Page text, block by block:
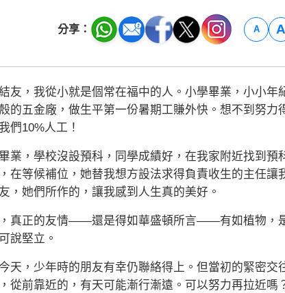
分享： A A
，我從小就是個常在福中的人。小學畢業，小小年
的五金廠，做生平第一份暑期工賺外快。想不到努力
們10%人工！
，學校沒設預科，同學成績好，在我家附近找到預
在等候補位，她替我想方設法求得負責收生的主任讓
，她們所作的，讓我感到人生真的美好。
正的友情——還是得如華盛頓所言——有如植物，是
說堅立。
，少年時的朋友有幸仍聯絡得上。但當初的緊密交
從前靠近的，有天可能漸行漸遠。可以努力再拉近嗎